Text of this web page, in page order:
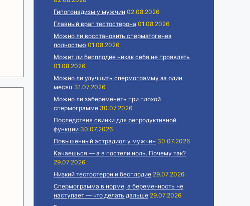
Гипогонадизм у мужчин 02.08.2026
Главный враг тестостерона 01.08.2026
Можно ли восстановить сперматогенез
полностью 01.08.2026
Может ли бесплодие никак себя не проявлять
01.08.2026
Можно ли улучшить спермограмму за один
месяц 31.07.2026
Можно ли забеременеть при плохой
спермограмме 30.07.2026
Последствия свинки для репродуктивной
функции 30.07.2026
Повышенный эстрадиол у мужчин 30.07.2026
Качаешься — а в постели ноль. Почему так?
29.07.2026
Низкий тестостерон и бесплодие 29.07.2026
Спермограмма в норме, а беременность не
наступает — что делать дальше 29.07.2026